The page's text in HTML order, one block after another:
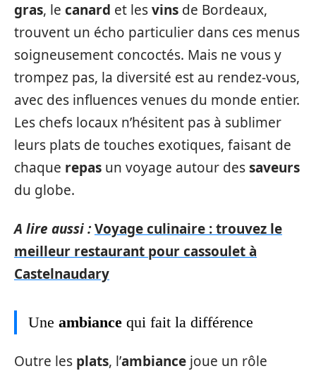
gras, le canard et lesvins de Bordeaux,
trouvent un écho particulier dans ces menus
soigneusement concoctés. Mais ne vous y
trompez pas, la diversité est au rendez-vous,
avec des influences venues du monde entier.
Les chefs locaux n’hésitent pas à sublimer
leurs plats de touches exotiques, faisant de
chaque repas un voyage autour dessaveurs
du globe.
A lire aussi :Voyage culinaire : trouvez le
meilleur restaurant pour cassoulet à
Castelnaudary
Une ambiance qui fait la différence
Outre les plats, l’ambiance joue un rôle